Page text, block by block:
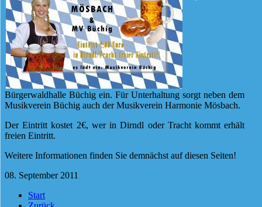
Bürgerwaldhalle Büchig ein. Für Unterhaltung sorgt neben dem
Musikverein Büchig auch der Musikverein Harmonie Mösbach.
Der Eintritt kostet 2€, wer in Dirndl oder Tracht kommt erhält
freien Eintritt.
Weitere Informationen finden Sie demnächst auf diesen Seiten!
08. September 2011
Start